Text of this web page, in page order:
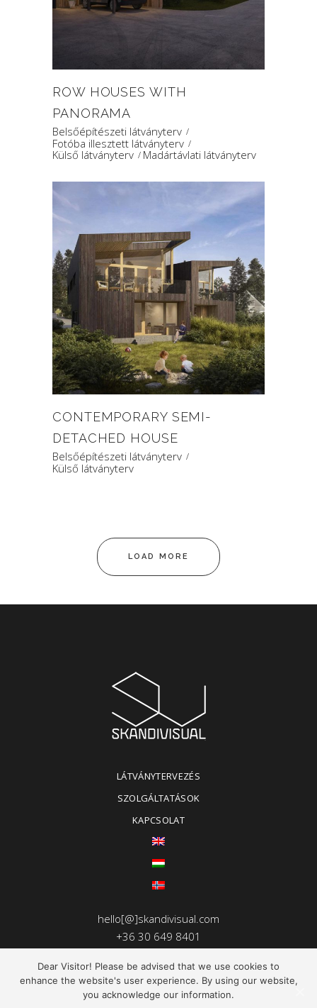
ROW HOUSES WITH
PANORAMA
Belsőépítészeti látványterv
Fotóba illesztett látványterv
Külső látványterv
Madártávlati látványterv
CONTEMPORARY SEMI-
DETACHED HOUSE
Belsőépítészeti látványterv
Külső látványterv
LOAD MORE
LÁTVÁNYTERVEZÉS
SZOLGÁLTATÁSOK
KAPCSOLAT
hello[@]skandivisual.com
+36 30 649 8401
Dear Visitor! Please be advised that we use cookies to
enhance the website's user experience. By using our website,
you acknowledge our information.